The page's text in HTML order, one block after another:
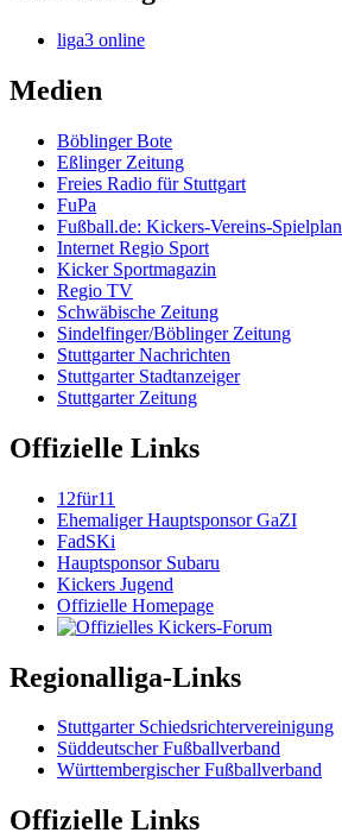
liga3 online
Medien
Böblinger Bote
Eßlinger Zeitung
Freies Radio für Stuttgart
FuPa
Fußball.de: Kickers-Vereins-Spielplan
Internet Regio Sport
Kicker Sportmagazin
Regio TV
Schwäbische Zeitung
Sindelfinger/Böblinger Zeitung
Stuttgarter Nachrichten
Stuttgarter Stadtanzeiger
Stuttgarter Zeitung
Offizielle Links
12für11
Ehemaliger Hauptsponsor GaZI
FadSKi
Hauptsponsor Subaru
Kickers Jugend
Offizielle Homepage
Regionalliga-Links
Stuttgarter Schiedsrichtervereinigung
Süddeutscher Fußballverband
Württembergischer Fußballverband
Offizielle Links